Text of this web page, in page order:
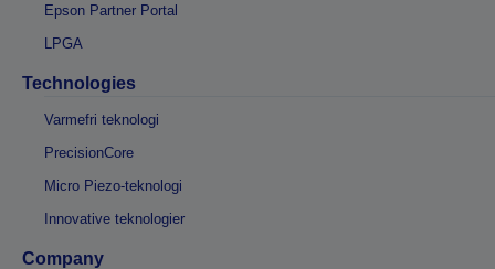
Epson Partner Portal
LPGA
Technologies
Varmefri teknologi
PrecisionCore
Micro Piezo-teknologi
Innovative teknologier
Company